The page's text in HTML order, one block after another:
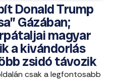
Donald Trump
Gázában;
magyar
a kivándorlás
zsidó távozik
csak a legfontosabb